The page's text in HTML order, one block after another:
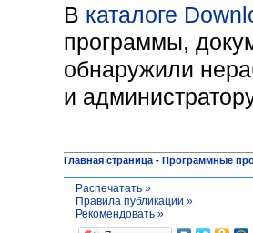
В каталоге
программы,
обнаружили
и
Главная страница - Программные
Распечатать »
Правила публикации »
Рекомендовать »